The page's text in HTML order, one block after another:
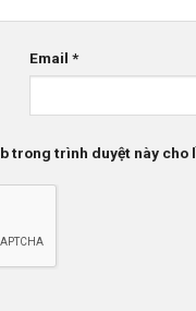
Email *
trong trình duyệt này cho